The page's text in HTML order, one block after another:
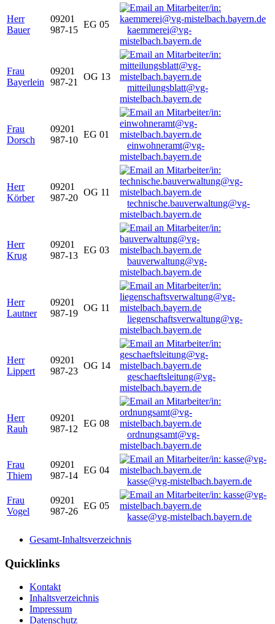
Herr
Bauer
09201
987-15
EG 05
kaemmerei@vg-
mistelbach.bayern.de
Frau
Bayerlein
09201
987-21
OG 13
mitteilungsblatt@vg-
mistelbach.bayern.de
Frau
Dorsch
09201
987-10
EG 01
einwohneramt@vg-
mistelbach.bayern.de
Herr
Körber
09201
987-20
OG 11
technische.bauverwaltung@vg-
mistelbach.bayern.de
Herr
Krug
09201
987-13
EG 03
bauverwaltung@vg-
mistelbach.bayern.de
Herr
Lautner
09201
987-19
OG 11
liegenschaftsverwaltung@vg-
mistelbach.bayern.de
Herr
Lippert
09201
987-23
OG 14
geschaeftsleitung@vg-
mistelbach.bayern.de
Herr
Rauh
09201
987-12
EG 08
ordnungsamt@vg-
mistelbach.bayern.de
Frau
Thiem
09201
987-14
EG 04
kasse@vg-mistelbach.bayern.de
Frau
Vogel
09201
987-26
EG 05
kasse@vg-mistelbach.bayern.de
Gesamt-Inhaltsverzeichnis
Quicklinks
Kontakt
Inhaltsverzeichnis
Impressum
Datenschutz